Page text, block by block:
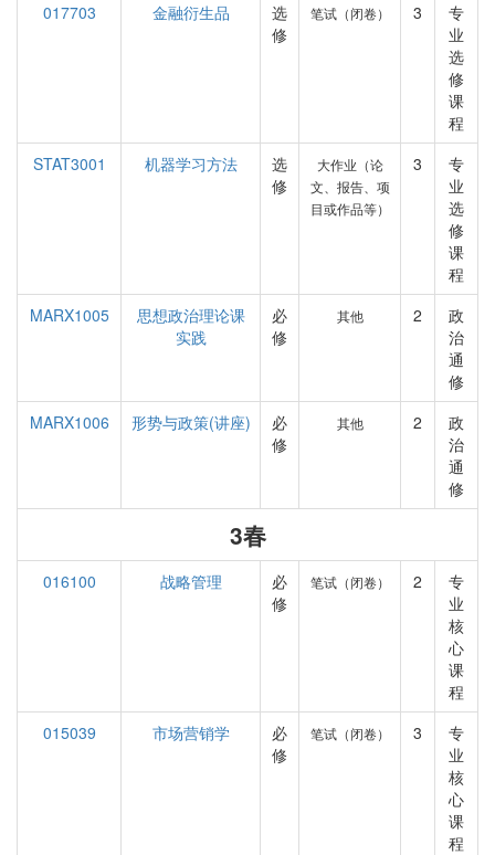
017703
金融衍生品
选
修
笔试（闭卷） 3
专
业
选
修
课
程
STAT3001
机器学习方法
选
修
大作业（论
文、报告、项
目或作品等）
3
专
业
选
修
课
程
MARX1005
思想政治理论课
实践
必
修
其他 2
政
治
通
修
MARX1006
形势与政策(讲座)
必
修
其他 2
政
治
通
修
3春
016100 战略管理
必
修
笔试（闭卷） 2
专
业
核
心
课
程
015039
市场营销学
必
修
笔试（闭卷） 3
专
业
核
心
课
程